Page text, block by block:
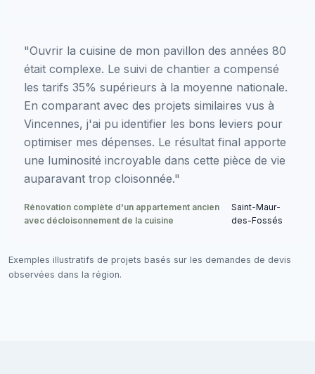
"Ouvrir la cuisine de mon pavillon des années 80
était complexe. Le suivi de chantier a compensé
les tarifs 35% supérieurs à la moyenne nationale.
En comparant avec des projets similaires vus à
Vincennes, j'ai pu identifier les bons leviers pour
optimiser mes dépenses. Le résultat final apporte
une luminosité incroyable dans cette pièce de vie
auparavant trop cloisonnée."
Rénovation complète d'un appartement ancien
avec décloisonnement de la cuisine
Saint-Maur-
des-Fossés
Exemples illustratifs de projets basés sur les demandes de devis
observées dans la région.